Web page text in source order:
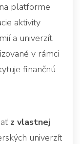
platforme
aktivity
a univerzít.
v rámci
finančnú
z vlastnej
univerzít